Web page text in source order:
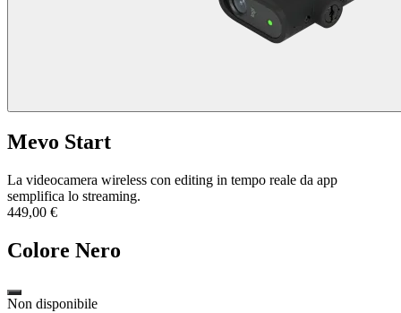
Mevo Start
La videocamera wireless con editing in tempo reale da app
semplifica lo streaming.
449,00 €
Colore Nero
Non disponibile